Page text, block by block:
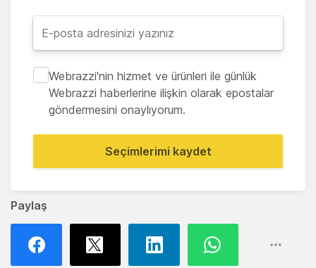
Paylaş
Webrazzi'nin hizmet ve ürünleri ile günlük
Webrazzi haberlerine ilişkin olarak epostalar
göndermesini onaylıyorum.
Seçimlerimi kaydet